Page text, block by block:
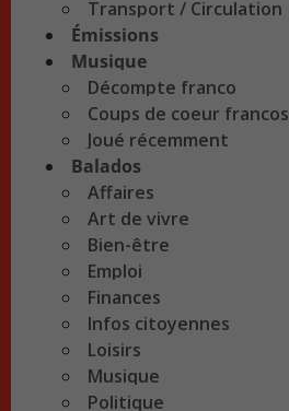
Transport / Circulation
Émissions
Musique
Décompte franco
Coups de coeur francos
Joué récemment
Balados
Affaires
Art de vivre
Bien-être
Emploi
Finances
Infos citoyennes
Loisirs
Musique
Politique